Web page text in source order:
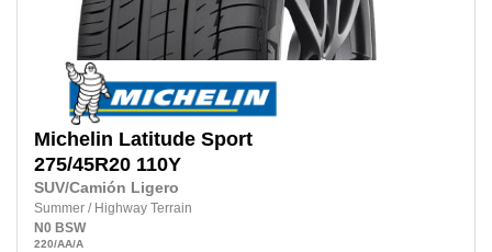
Michelin Latitude Sport
275/45R20 110Y
SUV/Camión Ligero
Summer / Highway Terrain
N0 BSW
220/AA/A